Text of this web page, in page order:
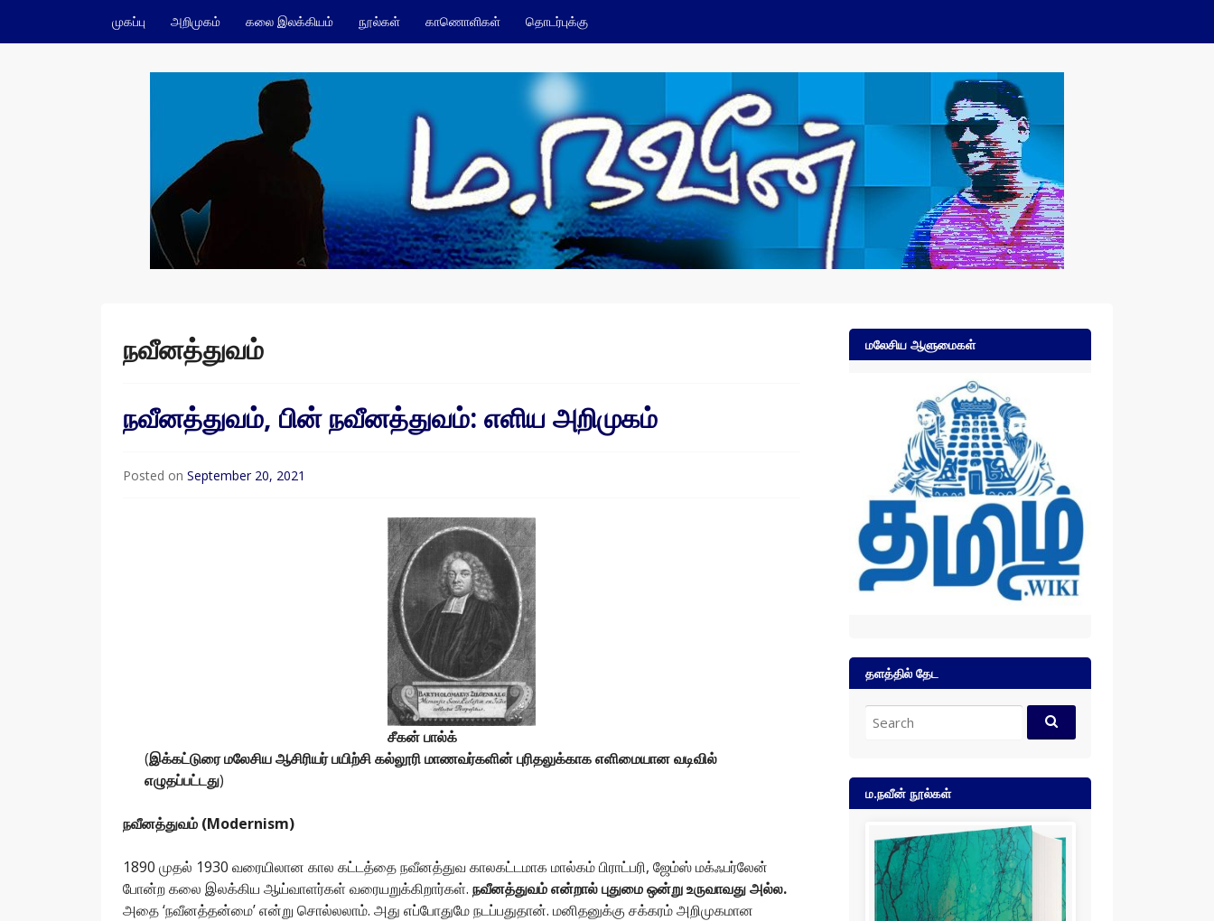
முகப்பு அறிமுகம் கலை இலக்கியம் நூல்கள் காணொளிகள் தொடர்புக்கு
நவீனத்துவம்
நவீனத்துவம், பின் நவீனத்துவம்: எளிய அறிமுகம்
Posted on September 20, 2021
சீகன் பால்க்
(இக்கட்டுரை மலேசிய ஆசிரியர் பயிற்சி கல்லூரி மாணவர்களின் புரிதலுக்காக எளிமையான வடிவில்
எழுதப்பட்டது)
நவீனத்துவம் (Modernism)
1890 முதல் 1930 வரையிலான கால கட்டத்தை நவீனத்துவ காலகட்டமாக மால்கம் பிராட்பரி, ஜேம்ஸ் மக்ஃபர்லேன்
போன்ற கலை இலக்கிய ஆய்வாளர்கள் வரையறுக்கிறார்கள். நவீனத்துவம் என்றால் புதுமை ஒன்று உருவாவது அல்ல.
அதை ‘நவீனத்தன்மை’ என்று சொல்லலாம். அது எப்போதுமே நடப்பதுதான். மனிதனுக்கு சக்கரம் அறிமுகமான
மலேசிய ஆளுமைகள்
தளத்தில் தேட
for:
ம.நவீன் நூல்கள்